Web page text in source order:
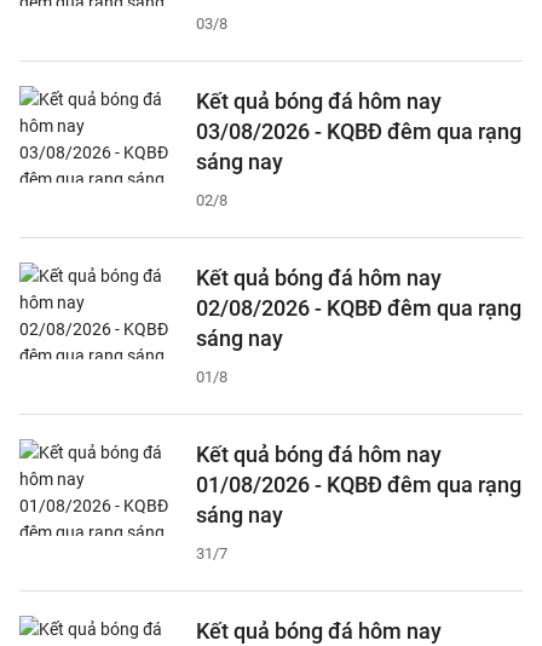
03/8
Kết quả bóng đá hôm nay
03/08/2026 - KQBĐ đêm qua rạng
sáng nay
02/8
Kết quả bóng đá hôm nay
02/08/2026 - KQBĐ đêm qua rạng
sáng nay
01/8
Kết quả bóng đá hôm nay
01/08/2026 - KQBĐ đêm qua rạng
sáng nay
31/7
Kết quả bóng đá hôm nay